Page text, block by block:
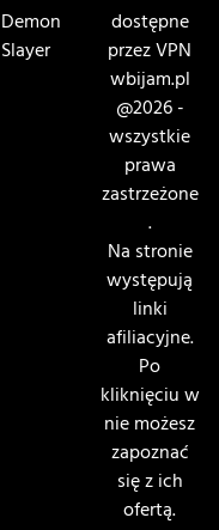
Demon
Slayer
dostępne
przez VPN
wbijam.pl
@2026 -
wszystkie
prawa
zastrzeżone
.
Na stronie
występują
linki
afiliacyjne.
Po
kliknięciu w
nie możesz
zapoznać
się z ich
ofertą.